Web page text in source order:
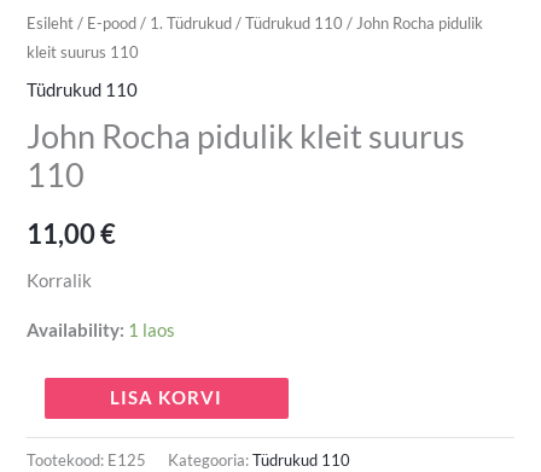
Esileht/ E-pood/ 1. Tüdrukud/Tüdrukud 110 / John Rocha pidulik
kleit suurus 110
Tüdrukud 110
John Rocha pidulik kleit suurus
110
11,00€
Korralik
Availability: 1 laos
LISA KORVI
Tootekood: E125 Kategooria:Tüdrukud 110